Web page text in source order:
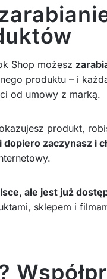
Shop możesz
produktu – i
od umowy z marką.
produkt,
zaczynasz i
ale jest już
sklepem i